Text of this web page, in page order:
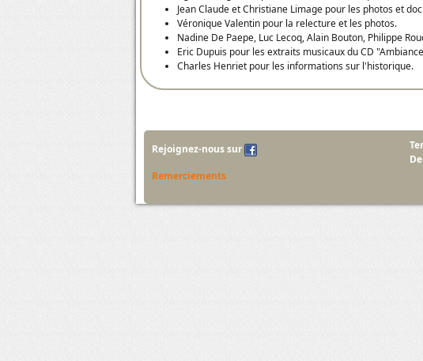
Jean Claude et Christiane Limage pour les photos et
Véronique Valentin pour la relecture et les photos.
Nadine De Paepe, Luc Lecoq, Alain Bouton, Philippe
Eric Dupuis pour les extraits musicaux du CD
Charles Henriet pour les informations sur l'historique.
Rejoignez-nous sur
Remerciements